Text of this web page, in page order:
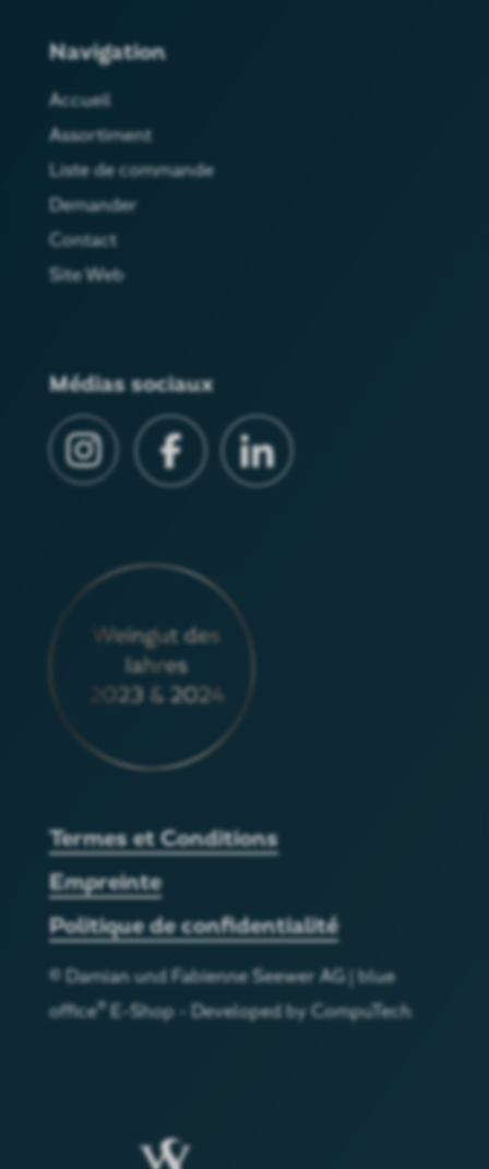
Navigation
Accueil
Assortiment
Liste de commande
Demander
Contact
Site Web
Médias sociaux
Termes et Conditions
Empreinte
Politique de confidentialité
© Damian und Fabienne Seewer AG| blue
office®E-Shop - Developed byCompuTech